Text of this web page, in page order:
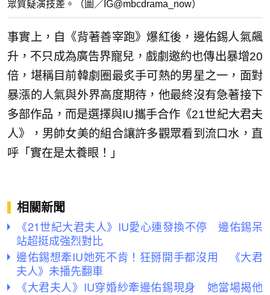
眾質疑演技差。（圖／IG@mbcdrama_now）
事實上，自《背著善宰跑》爆紅後，邊佑錫人氣飆
升，不只成為廣告界寵兒，戲劇邀約也傳出暴增20
倍，堪稱目前韓劇圈最炙手可熱的男星之一，面對
暴漲的人氣與外界高度期待，他最終沒有急著接下
多部作品，而是選擇與IU攜手合作《21世紀大君夫
人》，男帥女美的組合讓許多觀眾看到流口水，直
呼「實在是太養眼！」
相關新聞
《21世紀大君夫人》IU愛心連發換不停 邊佑錫呆
站超挺成強烈對比
邊佑錫想牽IU她死不肯！狂掰開手都沒用 《大君
夫人》未播先翻車
《大君夫人》IU穿婚紗牽邊佑錫現身 她當場揭他